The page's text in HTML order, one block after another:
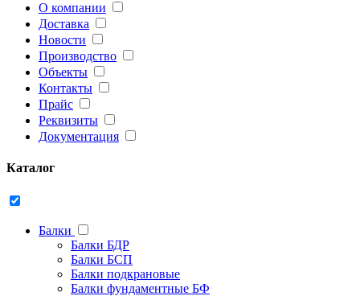
О компании
Доставка
Новости
Производство
Объекты
Контакты
Прайс
Реквизиты
Документация
Каталог
Балки
Балки БДР
Балки БСП
Балки подкрановые
Балки фундаментные БФ